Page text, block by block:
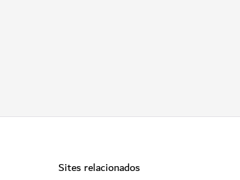
Sites relacionados